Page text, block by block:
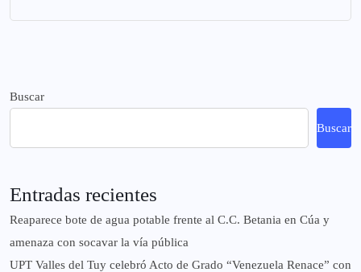
Buscar
Buscar
Entradas recientes
Reaparece bote de agua potable frente al C.C. Betania en Cúa y
amenaza con socavar la vía pública
UPT Valles del Tuy celebró Acto de Grado “Venezuela Renace” con